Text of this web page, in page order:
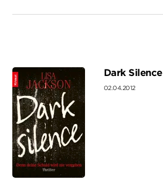
Dark Silence
02.04.2012